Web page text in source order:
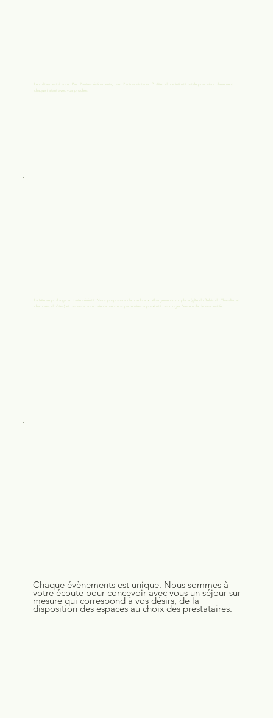
Le château est à vous. Pas d'autres événements, pas d'autres visiteurs. Profitez d'une intimité totale pour vivre pleinement
chaque instant avec vos proches.
La fête se prolonge en toute sérénité. Nous proposons de nombreux hébergements sur place (gîte du Relais du Chevalier et
chambres d'hôtes) et pouvons vous orienter vers nos partenaires à proximité pour loger l'ensemble de vos invités.
Chaque évènements est unique. Nous sommes à
votre écoute pour concevoir avec vous un séjour sur
mesure qui correspond à vos désirs, de la
disposition des espaces au choix des prestataires.